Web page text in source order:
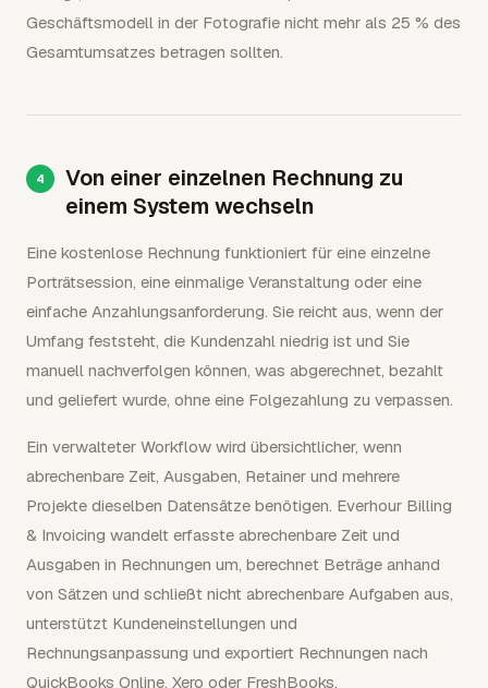
Geschäftsmodell in der Fotografie nicht mehr als 25 % des
Gesamtumsatzes betragen sollten.
Von einer einzelnen Rechnung zu
einem System wechseln
Eine kostenlose Rechnung funktioniert für eine einzelne
Porträtsession, eine einmalige Veranstaltung oder eine
einfache Anzahlungsanforderung. Sie reicht aus, wenn der
Umfang feststeht, die Kundenzahl niedrig ist und Sie
manuell nachverfolgen können, was abgerechnet, bezahlt
und geliefert wurde, ohne eine Folgezahlung zu verpassen.
Ein verwalteter Workflow wird übersichtlicher, wenn
abrechenbare Zeit, Ausgaben, Retainer und mehrere
Projekte dieselben Datensätze benötigen. Everhour Billing
& Invoicing wandelt erfasste abrechenbare Zeit und
Ausgaben in Rechnungen um, berechnet Beträge anhand
von Sätzen und schließt nicht abrechenbare Aufgaben aus,
unterstützt Kundeneinstellungen und
Rechnungsanpassung und exportiert Rechnungen nach
QuickBooks Online, Xero oder FreshBooks.